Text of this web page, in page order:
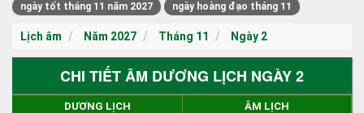
ngày tốt tháng 11 năm 2027
ngày hoàng đạo tháng 11
Lịch âm Năm 2027 Tháng 11 Ngày 2
CHI TIẾT ÂM DƯƠNG LỊCH NGÀY 2
DƯƠNG LỊCH ÂM LỊCH